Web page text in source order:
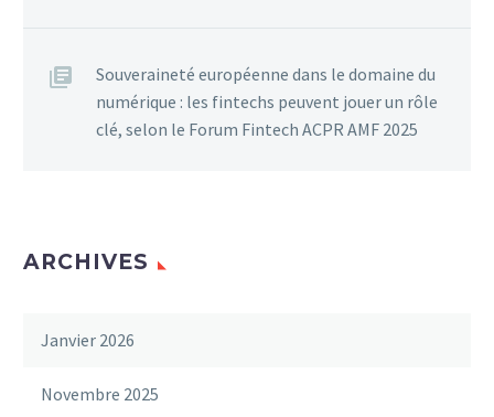
Souveraineté européenne dans le domaine du
numérique : les fintechs peuvent jouer un rôle
clé, selon le Forum Fintech ACPR AMF 2025
ARCHIVES
Janvier 2026
Novembre 2025